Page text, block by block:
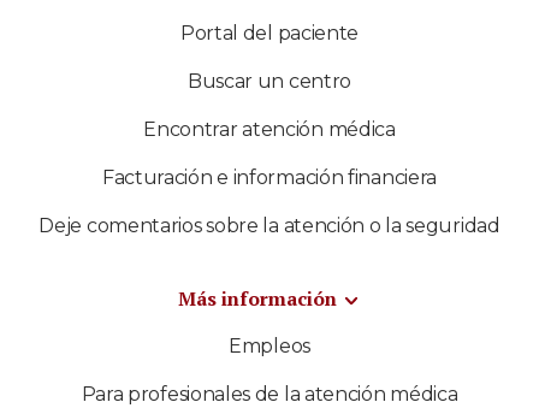
Portal del paciente
Buscar un centro
Encontrar atención médica
Facturación e información financiera
Deje comentarios sobre la atención o la seguridad
Más información
Empleos
Para profesionales de la atención médica